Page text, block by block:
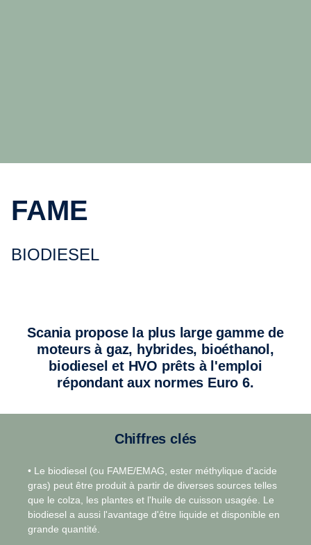
FAME
BIODIESEL
Scania propose la plus large gamme de
moteurs à gaz, hybrides, bioéthanol,
biodiesel et HVO prêts à l'emploi
répondant aux normes Euro 6.
Chiffres clés
• Le biodiesel (ou FAME/EMAG, ester méthylique d'acide
gras) peut être produit à partir de diverses sources telles
que le colza, les plantes et l'huile de cuisson usagée. Le
biodiesel a aussi l'avantage d'être liquide et disponible en
grande quantité.